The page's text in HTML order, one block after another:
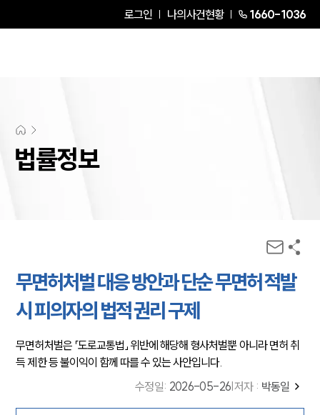
로그인 나의사건현황 1660-1036
법률정보
무면허처벌 대응 방안과 단순 무면허 적발
시 피의자의 법적 권리 구제
무면허처벌은 「도로교통법」 위반에 해당해 형사처벌뿐 아니라 면허 취
득 제한 등 불이익이 함께 따를 수 있는 사안입니다.
수정일: 2026-05-26 저자 : 박동일